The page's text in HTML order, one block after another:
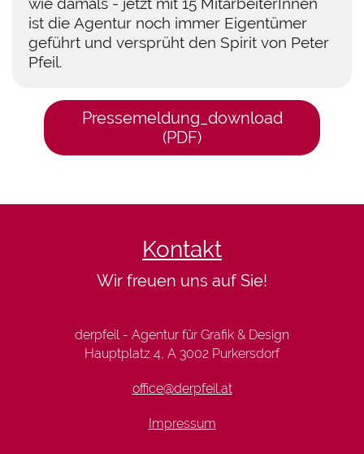
ist die Agentur noch immer Eigentümer
geführt und versprüht den Spirit von Peter
Pfeil.
Pressemeldung_download
(PDF)
Kontakt
Wir freuen uns auf Sie!
derpfeil - Agentur für Grafik & Design
Hauptplatz 4, A 3002 Purkersdorf
office@derpfeil.at
Impressum